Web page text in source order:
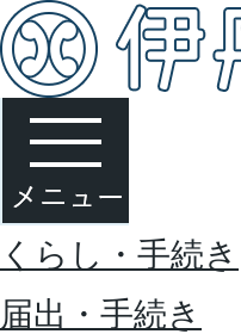
くらし・手続き
届出・手続き